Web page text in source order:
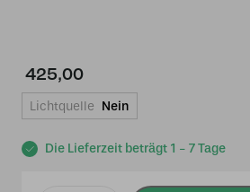
Die Lieferzeit beträgt 1 - 7 Tage
425,00
Lichtquelle Nein